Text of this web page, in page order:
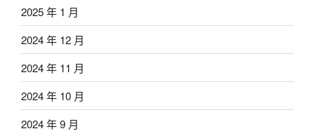
2025 年 1 月
2024 年 12 月
2024 年 11 月
2024 年 10 月
2024 年 9 月